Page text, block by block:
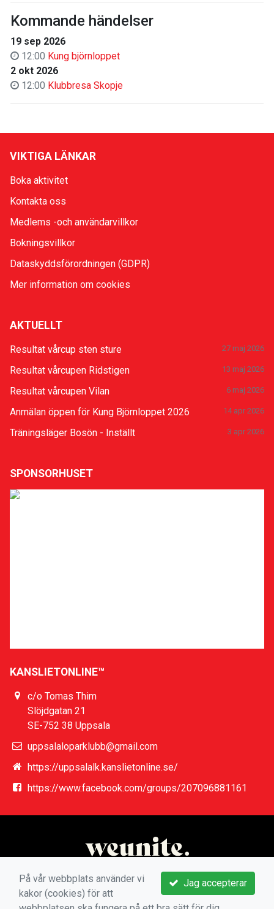
Kommande händelser
19 sep 2026
12:00 Kung björnloppet
2 okt 2026
12:00 Klubbresa Skopje
VIKTIGA LÄNKAR
Boka aktivitet
Kontakta oss
Medlems -och användarvillkor
Bokningsvillkor
Dataskyddsförordningen (GDPR)
Mer information om cookies
AKTUELLT
Resultat vårcup sten sture 27 maj 2026
Resultat vårcupen Ridstigen 13 maj 2026
Resultat vårcupen Vilan 6 maj 2026
Anmälan öppen för Kung Björnloppet 2026 14 apr 2026
Träningsläger Bosön - Inställt 3 apr 2026
SPONSORHUSET
KANSLIETONLINE™
c/o Tomas Thim
Slöjdgatan 21
SE-752 38 Uppsala
uppsalaloparklubb@gmail.com
https://uppsalalk.kanslietonline.se/
https://www.facebook.com/groups/207096881161
Jag accepterar
På vår webbplats använder vi
kakor (cookies) för att